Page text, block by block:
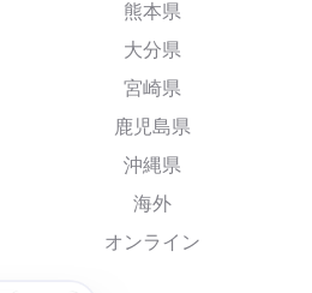
熊本県
大分県
宮崎県
鹿児島県
沖縄県
海外
オンライン